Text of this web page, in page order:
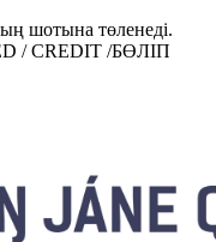
шотына төленеді.
/ CREDIT /БӨЛІП